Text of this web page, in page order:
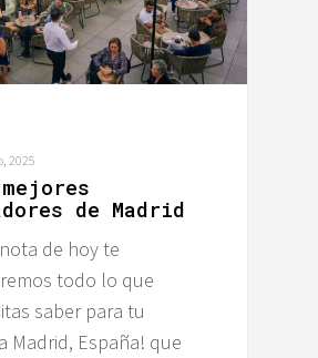
2025
de Madrid
de hoy te
todo lo que
saber para tu
Madrid, España! que